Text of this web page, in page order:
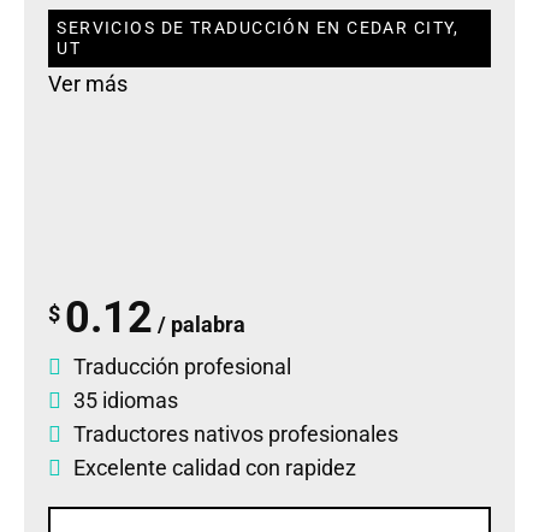
SERVICIOS DE TRADUCCIÓN EN CEDAR CITY,
UT
Ver más
$ 0.12 / palabra
Traducción profesional
35 idiomas
Traductores nativos profesionales
Excelente calidad con rapidez